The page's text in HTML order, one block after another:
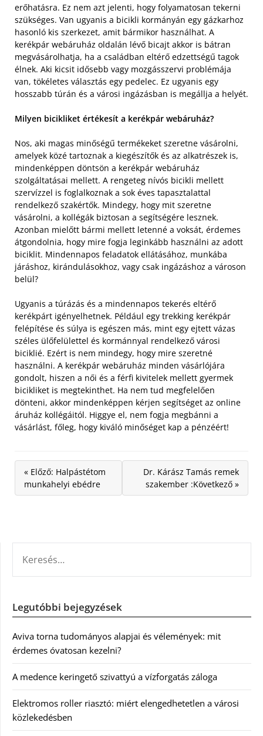
erőhatásra. Ez nem azt jelenti, hogy folyamatosan tekerni
szükséges. Van ugyanis a bicikli kormányán egy gázkarhoz
hasonló kis szerkezet, amit bármikor használhat. A
kerékpár webáruház oldalán lévő bicajt akkor is bátran
megvásárolhatja, ha a családban eltérő edzettségű tagok
élnek. Aki kicsit idősebb vagy mozgásszervi problémája
van, tökéletes választás egy pedelec. Ez ugyanis egy
hosszabb túrán és a városi ingázásban is megállja a helyét.
Milyen bicikliket értékesít a kerékpár webáruház?
Nos, aki magas minőségű termékeket szeretne vásárolni,
amelyek közé tartoznak a kiegészítők és az alkatrészek is,
mindenképpen döntsön a kerékpár webáruház
szolgáltatásai mellett. A rengeteg nívós bicikli mellett
szervízzel is foglalkoznak a sok éves tapasztalattal
rendelkező szakértők. Mindegy, hogy mit szeretne
vásárolni, a kollégák biztosan a segítségére lesznek.
Azonban mielőtt bármi mellett letenné a voksát, érdemes
átgondolnia, hogy mire fogja leginkább használni az adott
biciklit. Mindennapos feladatok ellátásához, munkába
járáshoz, kirándulásokhoz, vagy csak ingázáshoz a városon
belül?
Ugyanis a túrázás és a mindennapos tekerés eltérő
kerékpárt igényelhetnek. Például egy trekking kerékpár
felépítése és súlya is egészen más, mint egy ejtett vázas
széles ülőfelülettel és kormánnyal rendelkező városi
biciklié. Ezért is nem mindegy, hogy mire szeretné
használni. A kerékpár webáruház minden vásárlójára
gondolt, hiszen a női és a férfi kivitelek mellett gyermek
bicikliket is megtekinthet. Ha nem tud megfelelően
dönteni, akkor mindenképpen kérjen segítséget az online
áruház kollégáitól. Higgye el, nem fogja megbánni a
vásárlást, főleg, hogy kiváló minőséget kap a pénzéért!
« Előző: Halpástétom
munkahelyi ebédre
Dr. Kárász Tamás remek
szakember :Következő »
Legutóbbi bejegyzések
Aviva torna tudományos alapjai és vélemények: mit
érdemes óvatosan kezelni?
A medence keringető szivattyú a vízforgatás záloga
Elektromos roller riasztó: miért elengedhetetlen a városi
közlekedésben